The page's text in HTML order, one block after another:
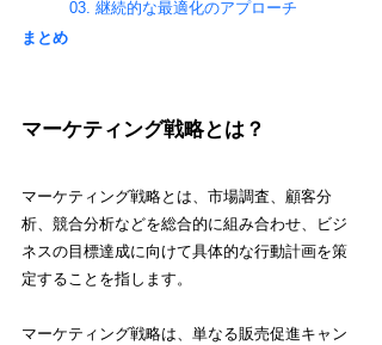
03. 継続的な最適化のアプローチ
まとめ
マーケティング戦略とは？
マーケティング戦略とは、市場調査、顧客分
析、競合分析などを総合的に組み合わせ、ビジ
ネスの目標達成に向けて具体的な行動計画を策
定することを指します。
マーケティング戦略は、単なる販売促進キャン